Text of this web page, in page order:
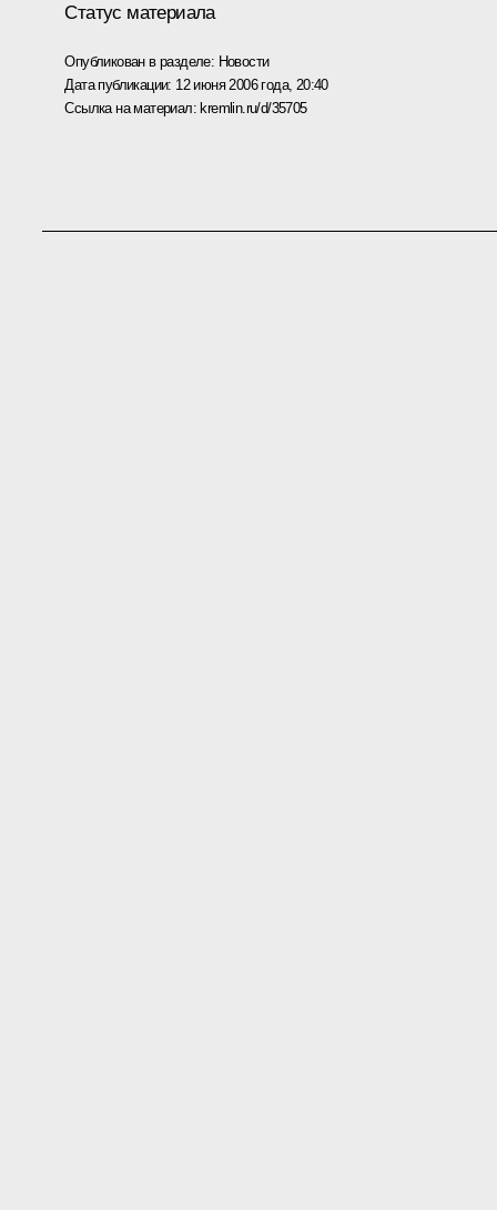
Статус материала
Опубликован в разделе: Новости
Дата публикации: 12 июня 2006 года, 20:40
Ссылка на материал:kremlin.ru/d/35705